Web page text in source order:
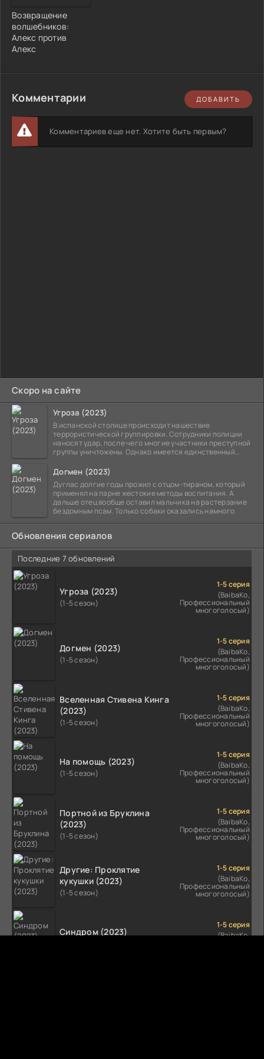
Скоро на сайте
Угроза (2023)
В испанской столице происходит нашествие
террористической группировки. Сотрудники полиции
наносят удар, после чего многие участники преступной
группы уничтожены. Однако имеется единственный
Догмен (2023)
Дуглас долгие годы прожил с отцом-тираном, который
применял на парне жестокие методы воспитания. А
дальше отец вообще оставил мальчика на растерзание
бездомным псам. Только собаки оказались намного
Обновления сериалов
Последние 7 обновлений
Угроза (2023)
(1-5 сезон)
1-5 серия
(BaibaKo,
Профессиональный
многоголосый)
Догмен (2023)
(1-5 сезон)
1-5 серия
(BaibaKo,
Профессиональный
многоголосый)
Вселенная Стивена Кинга
(2023)
(1-5 сезон)
1-5 серия
(BaibaKo,
Профессиональный
многоголосый)
На помощь (2023)
(1-5 сезон)
1-5 серия
(BaibaKo,
Профессиональный
многоголосый)
Портной из Бруклина
(2023)
(1-5 сезон)
1-5 серия
(BaibaKo,
Профессиональный
многоголосый)
Другие: Проклятие
кукушки (2023)
(1-5 сезон)
1-5 серия
(BaibaKo,
Профессиональный
многоголосый)
Синдром (2023)
1-5 серия
(BaibaKo,
Возвращение
волшебников:
Алекс против
Алекс
Комментарии ДОБАВИТЬ
Комментариев еще нет. Хотите быть первым?